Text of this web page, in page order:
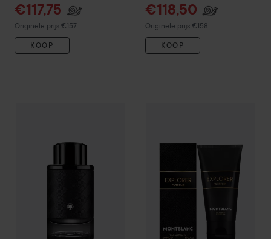
€117,75
Originele prijs €157
Normale prijs €157
KOOP
€118,50
Originele prijs €158
Normale prijs €158
KOOP